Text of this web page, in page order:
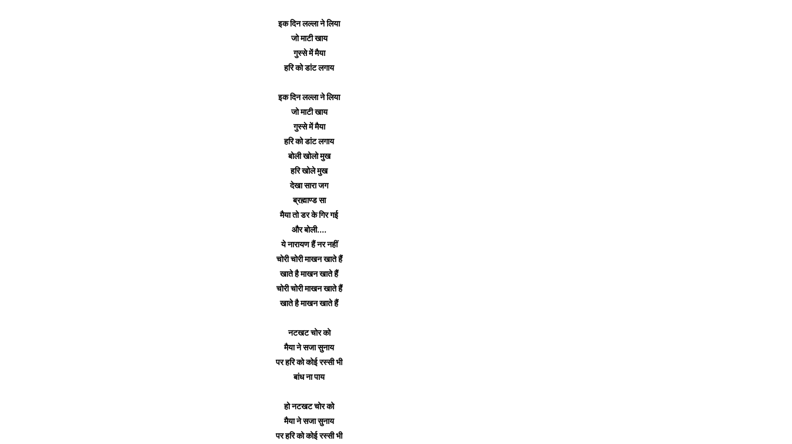
इक दिन लल्ला ने लिया
जो माटी खाय
गुस्से में मैया
हरि को डांट लगाय
इक दिन लल्ला ने लिया
जो माटी खाय
गुस्से में मैया
हरि को डांट लगाय
बोली खोलो मुख
हरि खोले मुख
देखा सारा जग
ब्रह्माण्ड सा
मैया तो डर के गिर गई
और बोली....
ये नारायण हैं नर नहीं
चोरी चोरी माखन खाते हैं
खाते है माखन खाते हैं
चोरी चोरी माखन खाते हैं
खाते है माखन खाते हैं
नटखट चोर को
मैया ने सजा सुनाय
पर हरि को कोई रस्सी भी
बांध ना पाय
हो नटखट चोर को
मैया ने सजा सुनाय
पर हरि को कोई रस्सी भी